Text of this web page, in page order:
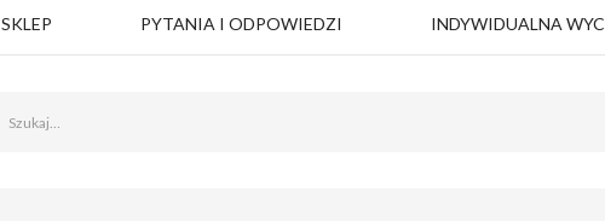
SKLEP PYTANIA I ODPOWIEDZI INDYWIDUALNA